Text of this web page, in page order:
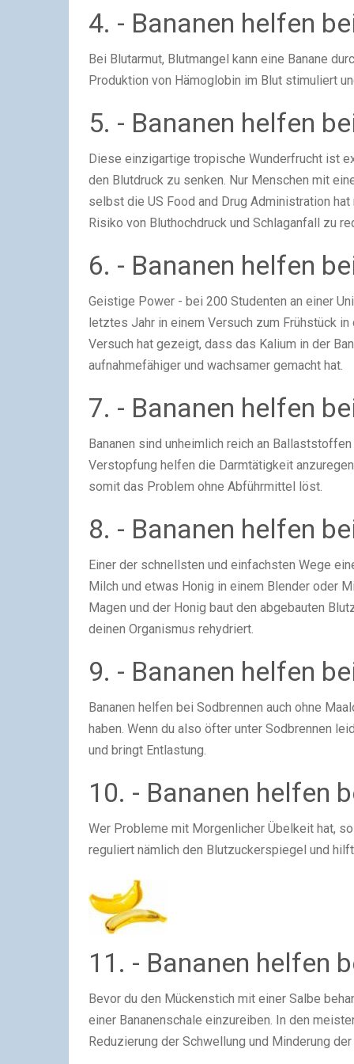
4. - Bananen helfen
Bei Blutarmut, Blutmangel kann eine Banane
Produktion von Hämoglobin im Blut stimuliert
5. - Bananen helfen
Diese einzigartige tropische Wunderfrucht ist
den Blutdruck zu senken. Nur Menschen mit
selbst die US Food and Drug Administration
Risiko von Bluthochdruck und Schlaganfall zu
6. - Bananen helfen
Geistige Power - bei 200 Studenten an einer
letztes Jahr in einem Versuch zum Frühstück
Versuch hat gezeigt, dass das Kalium in der
aufnahmefähiger und wachsamer gemacht hat.
7. - Bananen helfen
Bananen sind unheimlich reich an
Verstopfung helfen die Darmtätigkeit
somit das Problem ohne Abführmittel löst.
8. - Bananen helfen
Einer der schnellsten und einfachsten Wege
Milch und etwas Honig in einem Blender oder
Magen und der Honig baut den abgebauten
deinen Organismus rehydriert.
9. - Bananen helfen
Bananen helfen bei Sodbrennen auch ohne
haben. Wenn du also öfter unter Sodbrennen
und bringt Entlastung.
10. - Bananen helfen
Wer Probleme mit Morgenlicher Übelkeit hat,
reguliert nämlich den Blutzuckerspiegel und
11. - Bananen helfen
Bevor du den Mückenstich mit einer Salbe
einer Bananenschale einzureiben. In den
Reduzierung der Schwellung und Minderung